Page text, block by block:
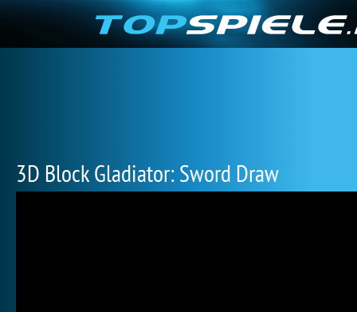
3D Block Gladiator: Sword Draw